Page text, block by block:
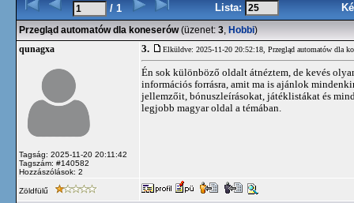
/ 1 Lista:
Przegląd automatów dla koneserów(üzenet: 3, Hobbi)
qunagxa
Tagság: 2025-11-20 20:11:42
Tagszám: #140582
Hozzászólások: 2
3. Elküldve: 2025-11-20 20:52:18, Przegląd automatów dla
Én sok különböző oldalt átnéztem, de kevés
információs forrásra, amit ma is ajánlok
jellemzőit, bónuszleírásokat, játéklistákat és
legjobb magyar oldal a témában.
Zöldfülű